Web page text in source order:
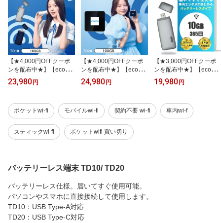
【★4,000円OFFクーポ
ンを配布中★】【ecoco
公式】 スティック Wi-Fi
100GB ギガ 付 USB型 1
無し バッテリー レス ギ
ガ リチャージ 可能 車載
月間優良ショップ
23,980円
【★4,000円OFFクーポ
ンを配布中★】【ecoco
公式】リチャージ型Wi-Fi
100GB TD20 ギガ 付 US
要 月額費用無し バッテ
リー レス ギガ リチャー
ジ 可能 車載 月間優良シ
ョップ
24,980円
【★3,000円OFFクーポ
ンを配布中★】【ecoco
公式】スティック Wi-Fi
10GB ギガ 付 USB型 1年
し バッテリー レス ギガ
リチャージ 可能 車載 月
間優良ショップ
19,980円
ポケットwi-fi モバイルwi-fi 契約不要 wi-fi 車内wi-f
スティックwi-fi ポケットwifi 買い切り
バッテリーレス端末 TD10/ TD20
バッテリーレス仕様。届いてすぐ使用可能。
パソコンやスマホに直接接続して使用します。
TD10：USB Type-A対応
TD20：USB Type-C対応